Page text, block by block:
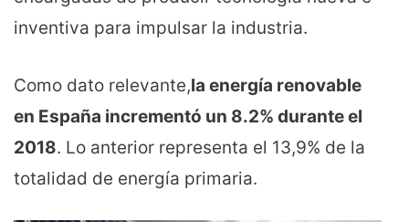
inventiva para impulsar la industria.
Como dato relevante,la energía renovable
en España incrementó un 8.2% durante el
2018. Lo anterior representa el 13,9% de la
totalidad de energía primaria.